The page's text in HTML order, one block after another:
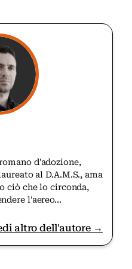
d'adozione,
al D.A.M.S., ama
ciò che lo circonda,
l'aereo...
altro dell'autore →